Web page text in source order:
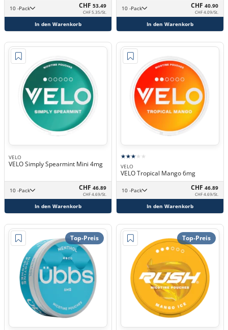
10 -Pack CHF 53.49
CHF 5.35/St.
In den Warenkorb
10 -Pack CHF 40.90
CHF 4.09/St.
In den Warenkorb
VELO
VELO Simply Spearmint Mini 4mg
10 -Pack CHF 46.89
CHF 4.69/St.
In den Warenkorb
VELO
VELO Tropical Mango 6mg
10 -Pack CHF 46.89
CHF 4.69/St.
In den Warenkorb
Top-Preis Top-Preis